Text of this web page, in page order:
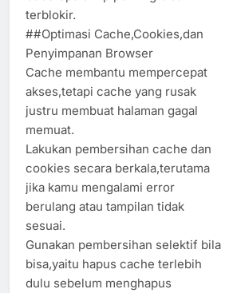
terblokir.
##Optimasi Cache,Cookies,dan
Penyimpanan Browser
Cache membantu mempercepat
akses,tetapi cache yang rusak
justru membuat halaman gagal
memuat.
Lakukan pembersihan cache dan
cookies secara berkala,terutama
jika kamu mengalami error
berulang atau tampilan tidak
sesuai.
Gunakan pembersihan selektif bila
bisa,yaitu hapus cache terlebih
dulu sebelum menghapus